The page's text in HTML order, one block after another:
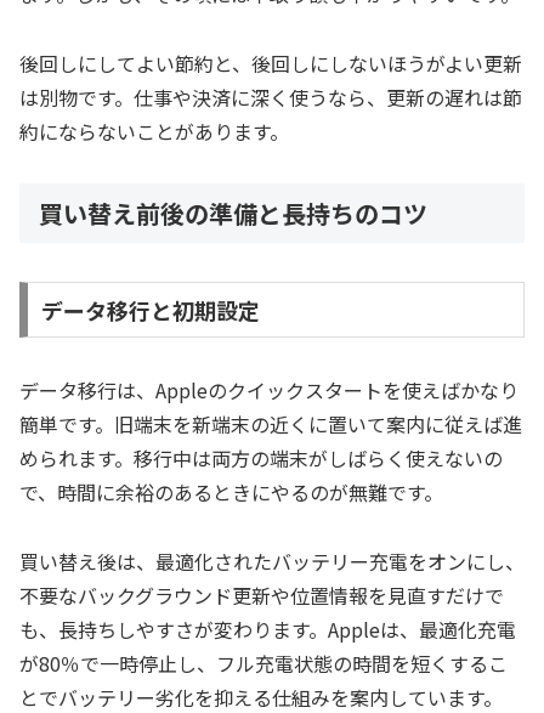
後回しにしてよい節約と、後回しにしないほうがよい更新
は別物です。仕事や決済に深く使うなら、更新の遅れは節
約にならないことがあります。
買い替え前後の準備と長持ちのコツ
データ移行と初期設定
データ移行は、Appleのクイックスタートを使えばかなり
簡単です。旧端末を新端末の近くに置いて案内に従えば進
められます。移行中は両方の端末がしばらく使えないの
で、時間に余裕のあるときにやるのが無難です。
買い替え後は、最適化されたバッテリー充電をオンにし、
不要なバックグラウンド更新や位置情報を見直すだけで
も、長持ちしやすさが変わります。Appleは、最適化充電
が80％で一時停止し、フル充電状態の時間を短くするこ
とでバッテリー劣化を抑える仕組みを案内しています。